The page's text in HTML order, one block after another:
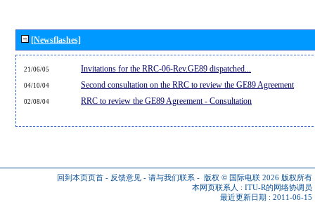
[Newsflashes]
21/06/05 Invitations for the RRC-06-Rev.GE89 dispatched...
04/10/04 Second consultation on the RRC to review the GE89 Agreement
02/08/04 RRC to review the GE89 Agreement - Consultation
回到本页页首 - 反馈意见 - 请与我们联系 - 版权 © 国际电联 2026 版权所有
本网页联系人 : ITU-R的网络协调员
最近更新日期 : 2011-06-15